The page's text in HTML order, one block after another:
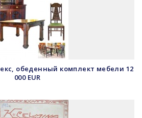
обеденный комплект мебели 12
000 EUR